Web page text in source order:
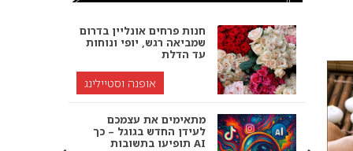
חנות פרחים אונליין בדרום
שמביאה רגש, יופי ונוחות
עד הדלת
אופנה וסטיילינג
מתאימים את עצמכם
לעידן החדש בגוגל – כך
תופיעו בתשובות AI